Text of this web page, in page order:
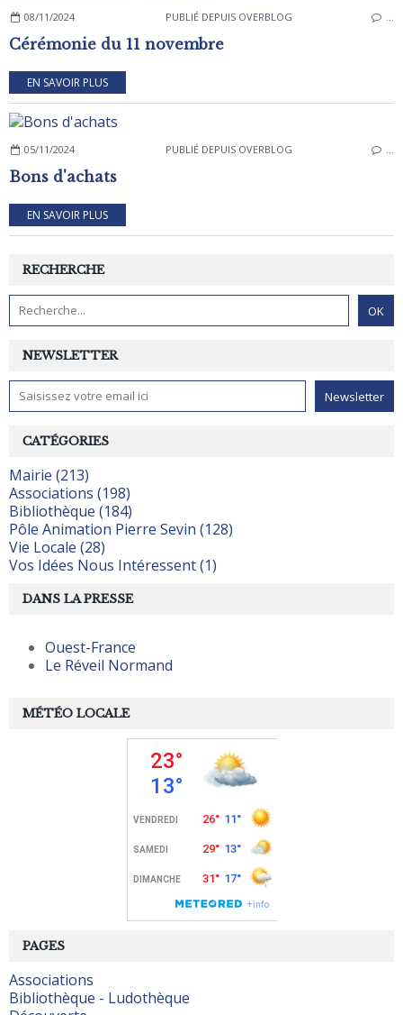
08/11/2024 PUBLIÉ DEPUIS OVERBLOG …
Cérémonie du 11 novembre
EN SAVOIR PLUS
05/11/2024 PUBLIÉ DEPUIS OVERBLOG …
Bons d'achats
EN SAVOIR PLUS
NEWSLETTER
RECHERCHE
PAGES
Associations
Bibliothèque - Ludothèque
CATÉGORIES
Mairie (213)
Associations (198)
Bibliothèque (184)
Pôle Animation Pierre Sevin (128)
Vie Locale (28)
Vos Idées Nous Intéressent (1)
MÉTÉO LOCALE
DANS LA PRESSE
Ouest-France
Le Réveil Normand